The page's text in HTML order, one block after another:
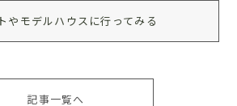
やモデルハウスに行ってみる
記事一覧へ